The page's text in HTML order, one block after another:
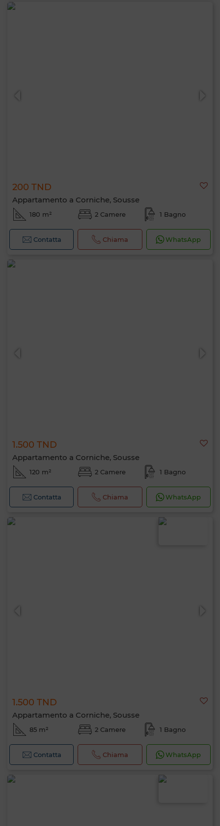
200 TND
Appartamento a Corniche, Sousse
180 m² 2 Camere 1 Bagno
Contatta Chiama WhatsApp
1.500 TND
Appartamento a Corniche, Sousse
120 m² 2 Camere 1 Bagno
Contatta Chiama WhatsApp
1.500 TND
Appartamento a Corniche, Sousse
85 m² 2 Camere 1 Bagno
Contatta Chiama WhatsApp